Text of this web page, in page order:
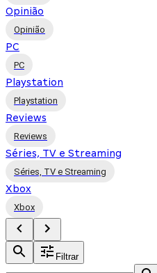
Opinião
Opinião
PC
PC
Playstation
Playstation
Reviews
Reviews
Séries, TV e Streaming
Séries, TV e Streaming
Xbox
Xbox
Filtrar